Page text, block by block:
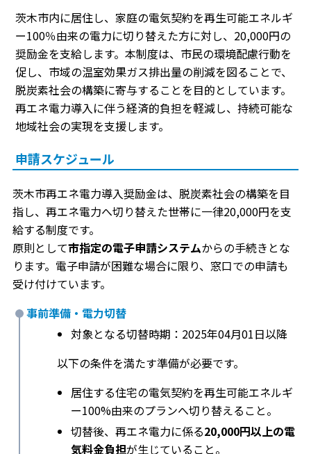
茨木市内に居住し、家庭の電気契約を再生可能エネルギ
ー100％由来の電力に切り替えた方に対し、20,000円の
奨励金を支給します。本制度は、市民の環境配慮行動を
促し、市域の温室効果ガス排出量の削減を図ることで、
脱炭素社会の構築に寄与することを目的としています。
再エネ電力導入に伴う経済的負担を軽減し、持続可能な
地域社会の実現を支援します。
申請スケジュール
茨木市再エネ電力導入奨励金は、脱炭素社会の構築を目
指し、再エネ電力へ切り替えた世帯に一律20,000円を支
給する制度です。
原則として市指定の電子申請システムからの手続きとな
ります。電子申請が困難な場合に限り、窓口での申請も
受け付けています。
事前準備・電力切替
対象となる切替時期：2025年04月01日以降
以下の条件を満たす準備が必要です。
居住する住宅の電気契約を再生可能エネルギ
ー100%由来のプランへ切り替えること。
切替後、再エネ電力に係る20,000円以上の電
気料金負担が生じていること。